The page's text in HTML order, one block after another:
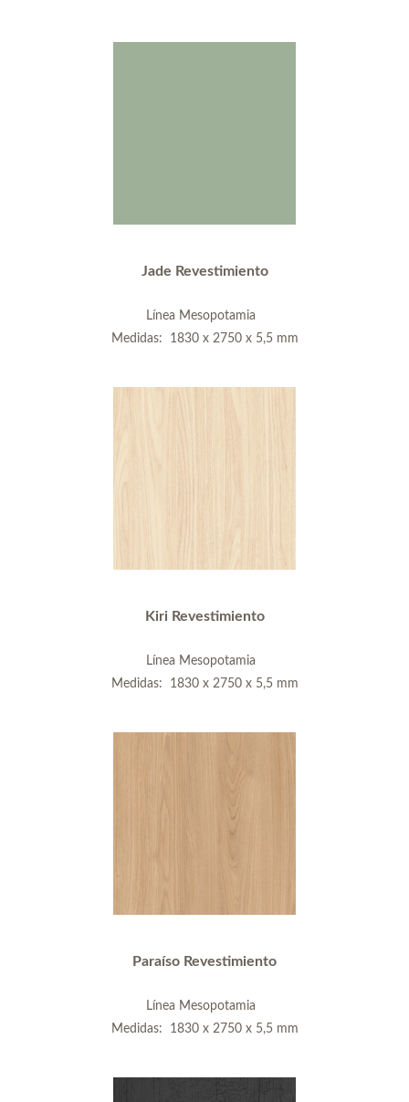
Jade Revestimiento
Línea Mesopotamia
Medidas: 1830 x 2750 x 5,5 mm
Kiri Revestimiento
Línea Mesopotamia
Medidas: 1830 x 2750 x 5,5 mm
Paraíso Revestimiento
Línea Mesopotamia
Medidas: 1830 x 2750 x 5,5 mm